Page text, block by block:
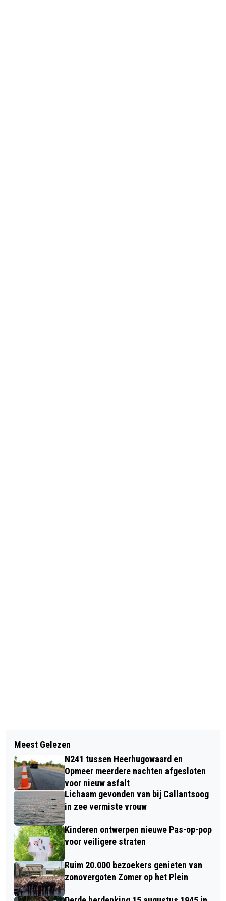
WEKELIJKS BEWEEGUURTJE VOOR
SENIOREN IN DE HOEF START MET
PAASWANDELING
BASSIST ROBERT KRAMER UIT
BERGEN IN NEDERPOP ALL STARS
MET DAMES LOIS LANE
Meest Gelezen
N241 tussen Heerhugowaard en
Opmeer meerdere nachten afgesloten
voor nieuw asfalt
Lichaam gevonden van bij Callantsoog
in zee vermiste vrouw
Kinderen ontwerpen nieuwe Pas-op-pop
voor veiligere straten
Ruim 20.000 bezoekers genieten van
zonovergoten Zomer op het Plein